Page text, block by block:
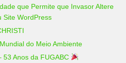
que Permite que Invasor Altere
Site WordPress
do Meio Ambiente
53 Anos da FUGABC